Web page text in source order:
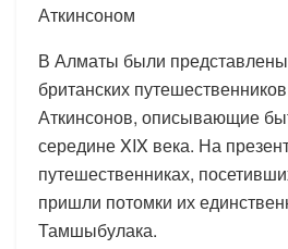
Аткинсоном
В Алматы были представлены
британских
Аткинсонов, описывающие
середине XIX века. На
путешественниках,
пришли потомки их
Тамшыбулака.